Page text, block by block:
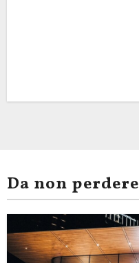
Da non perdere